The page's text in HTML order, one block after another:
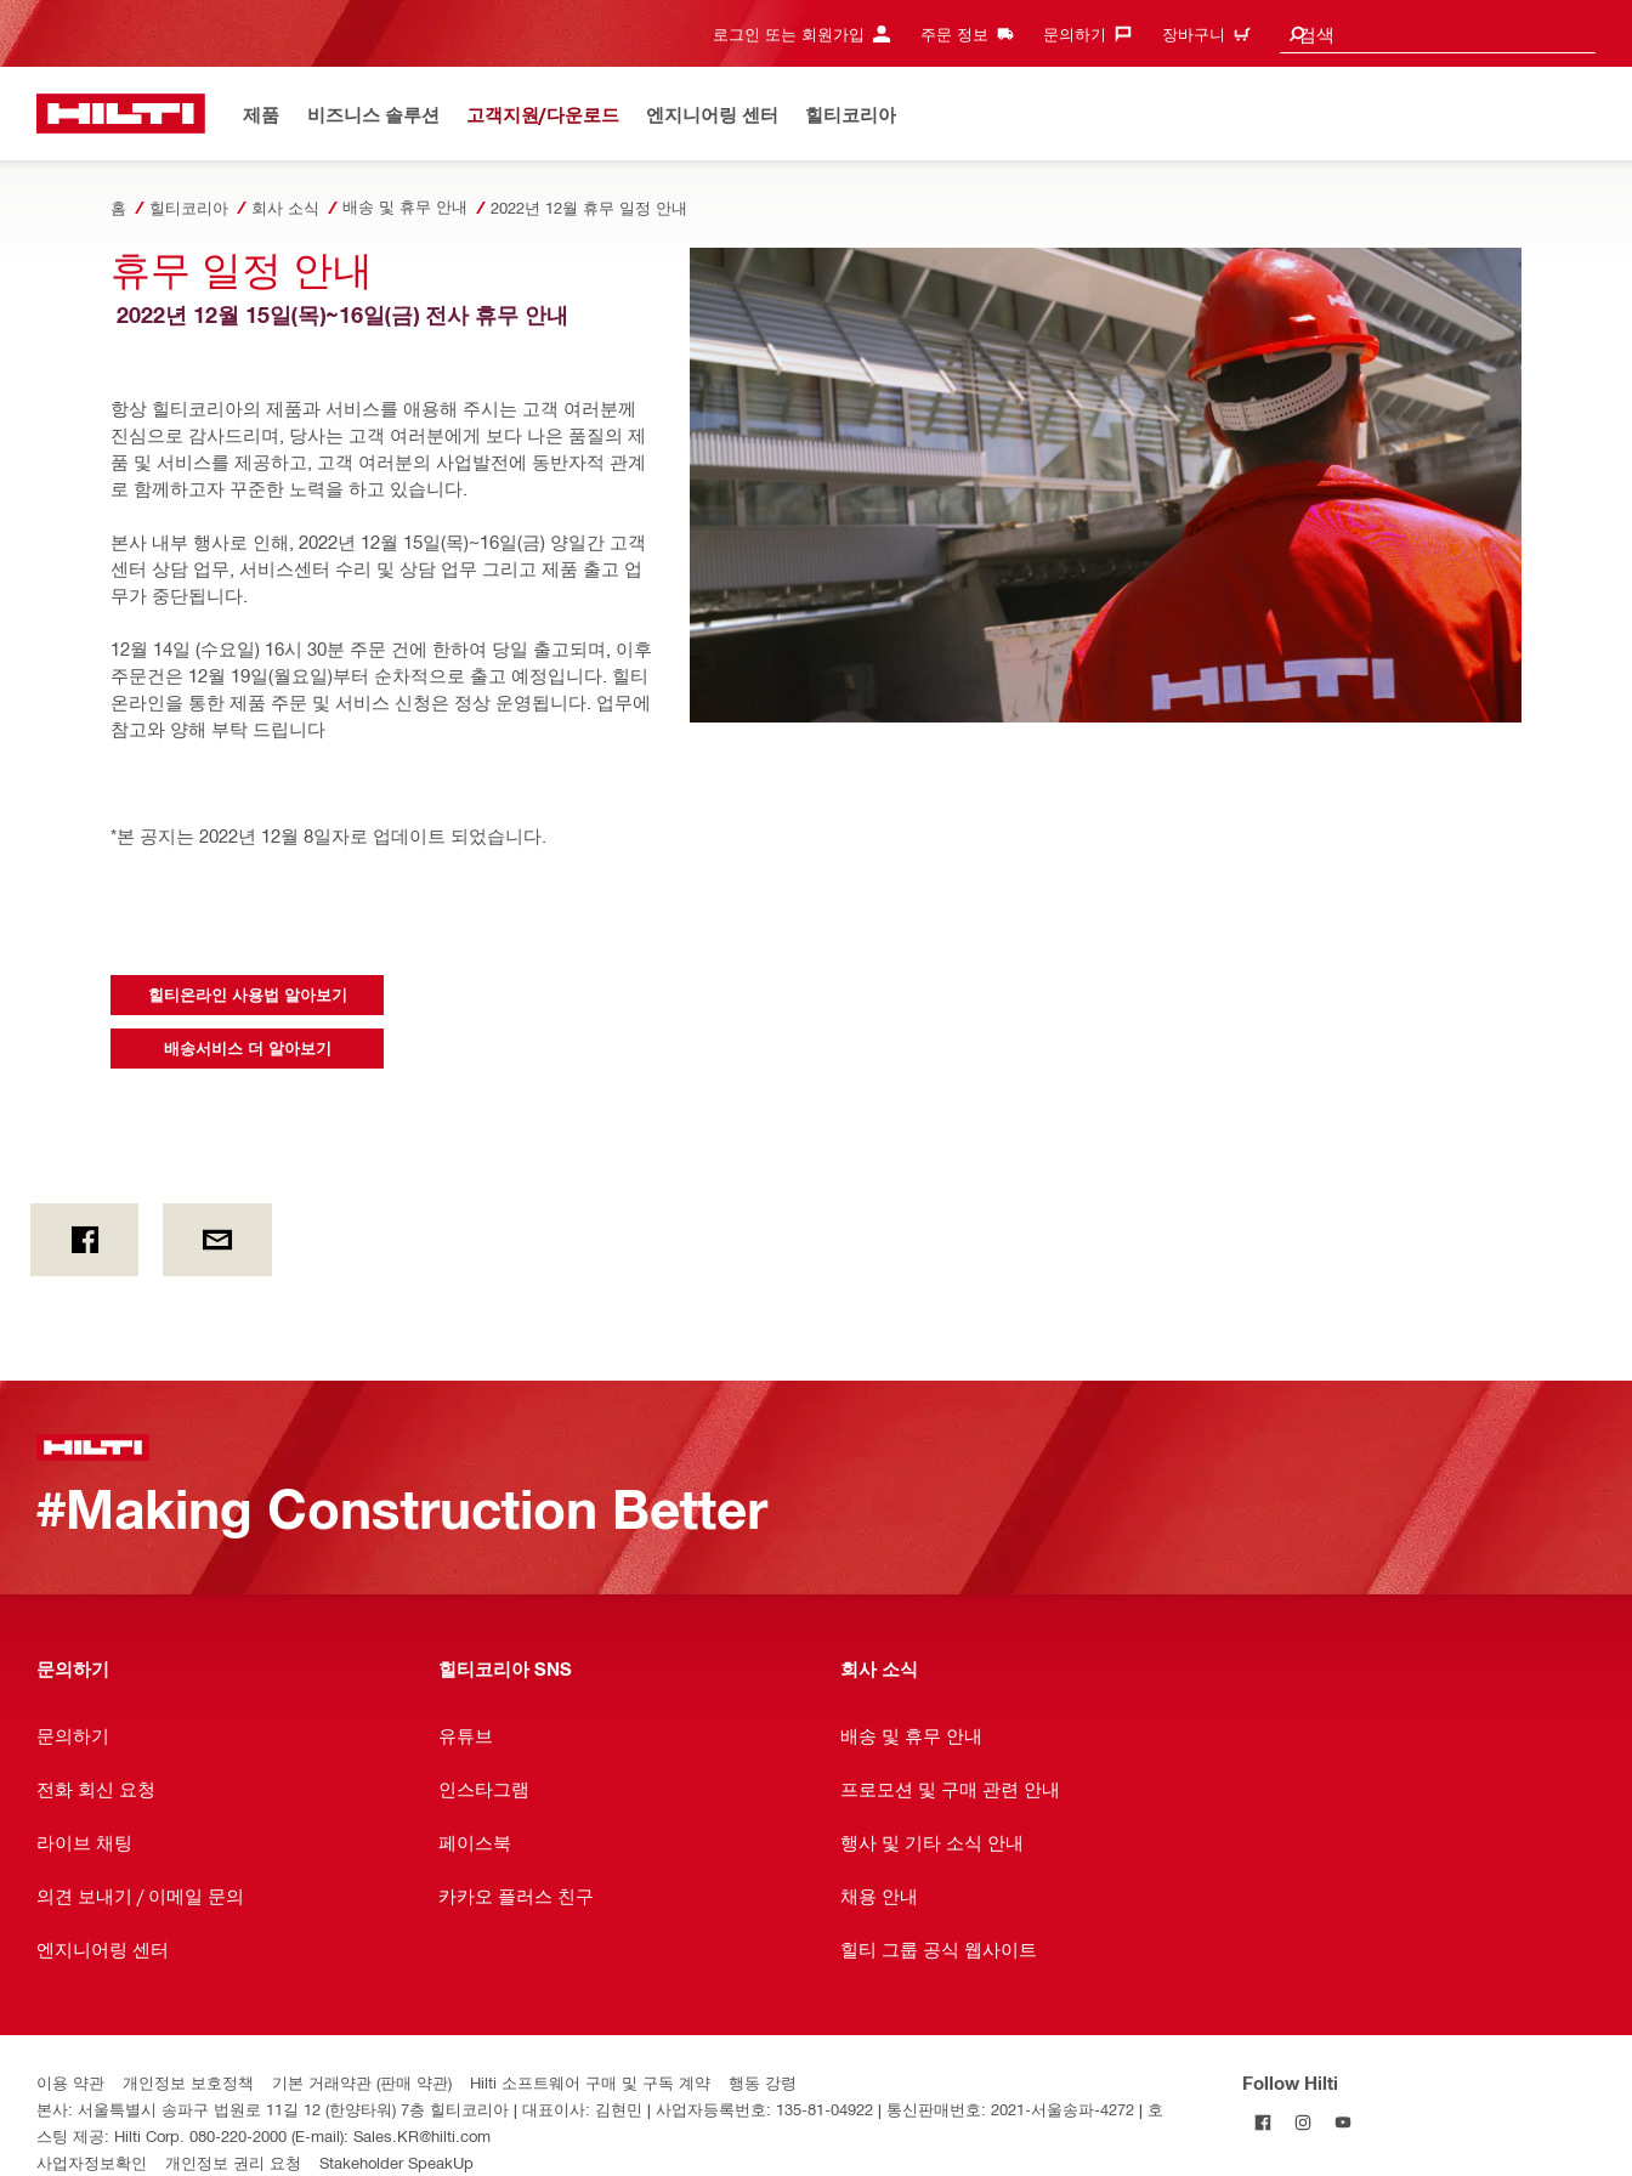
로그인 또는 회원가입 주문 정보 문의하기‎ 장바구니 검색
검색 추천
제품 비즈니스 솔루션 고객지원/다운로드 엔지니어링 센터 힐티코리아
홈 힐티코리아 회사 소식 배송 및 휴무 안내 2022년 12월 휴무 일정 안내
휴무 일정 안내
2022년 12월 15일(목)~16일(금) 전사 휴무 안내
항상 힐티코리아의 제품과 서비스를 애용해 주시는 고객 여러분께
진심으로 감사드리며, 당사는 고객 여러분에게 보다 나은 품질의 제
품 및 서비스를 제공하고, 고객 여러분의 사업발전에 동반자적 관계
로 함께하고자 꾸준한 노력을 하고 있습니다.
본사 내부 행사로 인해, 2022년 12월 15일(목)~16일(금) 양일간 고객
센터 상담 업무, 서비스센터 수리 및 상담 업무 그리고 제품 출고 업
무가 중단됩니다.
12월 14일 (수요일) 16시 30분 주문 건에 한하여 당일 출고되며, 이후
주문건은 12월 19일(월요일)부터 순차적으로 출고 예정입니다. 힐티
온라인을 통한 제품 주문 및 서비스 신청은 정상 운영됩니다. 업무에
참고와 양해 부탁 드립니다
*본 공지는 2022년 12월 8일자로 업데이트 되었습니다.
힐티온라인 사용법 알아보기
배송서비스 더 알아보기
#Making Construction Better
문의하기
문의하기
전화 회신 요청
라이브 채팅
의견 보내기 / 이메일 문의
엔지니어링 센터
힐티코리아 SNS
유튜브
인스타그램
페이스북
카카오 플러스 친구
회사 소식
배송 및 휴무 안내
프로모션 및 구매 관련 안내
행사 및 기타 소식 안내
채용 안내
힐티 그룹 공식 웹사이트
이용 약관 개인정보 보호정책 기본 거래약관 (판매 약관) Hilti 소프트웨어 구매 및 구독 계약
행동 강령
본사: 서울특별시 송파구 법원로 11길 12 (한양타워) 7층 힐티코리아 | 대표이사: 김현민 | 사업자등록번호: 135-81-04922 | 통신판매번호: 2021-서울송파-4272 | 호
스팅 제공: Hilti Corp. 080-220-2000 (E-mail): Sales.KR@hilti.com
사업자정보확인
개인정보 권리 요청 Stakeholder SpeakUp
Follow Hilti